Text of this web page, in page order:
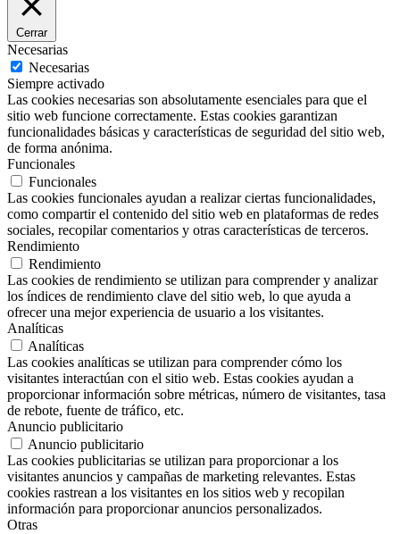
Cerrar
Necesarias
Necesarias
Siempre activado
Las cookies necesarias son absolutamente esenciales para que el
sitio web funcione correctamente. Estas cookies garantizan
funcionalidades básicas y características de seguridad del sitio web,
de forma anónima.
Funcionales
Funcionales
Las cookies funcionales ayudan a realizar ciertas funcionalidades,
como compartir el contenido del sitio web en plataformas de redes
sociales, recopilar comentarios y otras características de terceros.
Rendimiento
Rendimiento
Las cookies de rendimiento se utilizan para comprender y analizar
los índices de rendimiento clave del sitio web, lo que ayuda a
ofrecer una mejor experiencia de usuario a los visitantes.
Analíticas
Analíticas
Las cookies analíticas se utilizan para comprender cómo los
visitantes interactúan con el sitio web. Estas cookies ayudan a
proporcionar información sobre métricas, número de visitantes, tasa
de rebote, fuente de tráfico, etc.
Anuncio publicitario
Anuncio publicitario
Las cookies publicitarias se utilizan para proporcionar a los
visitantes anuncios y campañas de marketing relevantes. Estas
cookies rastrean a los visitantes en los sitios web y recopilan
información para proporcionar anuncios personalizados.
Otras